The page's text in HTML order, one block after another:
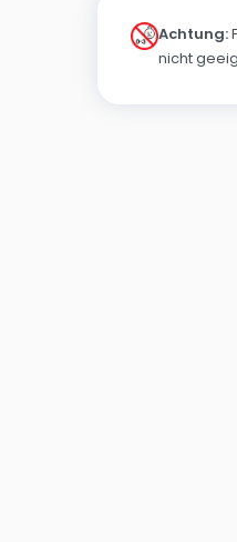
Achtung:
nicht